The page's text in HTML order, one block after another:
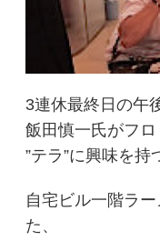
3連休最終日の午
飯田慎一氏がフ
”テラ”に興味を持
自宅ビル一階ラ
た、